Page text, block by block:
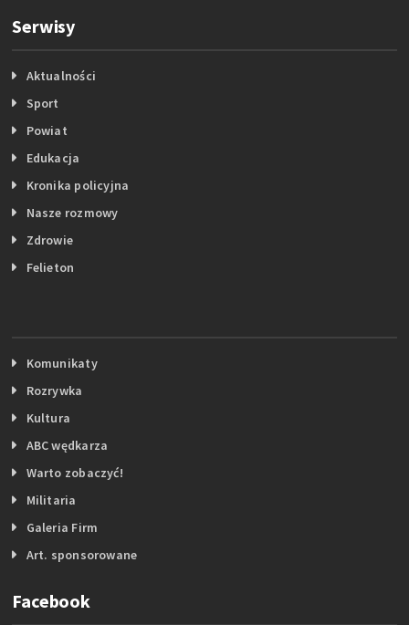
Serwisy
Aktualności
Sport
Powiat
Edukacja
Kronika policyjna
Nasze rozmowy
Zdrowie
Felieton
Komunikaty
Rozrywka
Kultura
ABC wędkarza
Warto zobaczyć!
Militaria
Galeria Firm
Art. sponsorowane
Facebook